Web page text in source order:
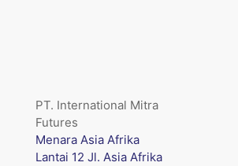
PT. International Mitra
Futures
Menara Asia Afrika
Lantai 12 Jl. Asia Afrika